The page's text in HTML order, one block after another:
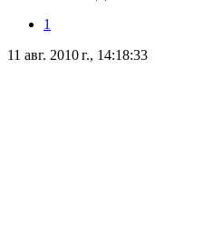
1
11 авг. 2010 г., 14:18:33